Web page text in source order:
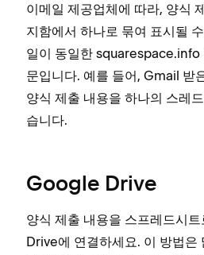
이메일 제공업체에 따라, 양식
지함에서 하나로 묶여 표시될
일이 동일한 squarespace.info
문입니다. 예를 들어, Gmail 받
양식 제출 내용을 하나의 스레
습니다.
Google Drive
양식 제출 내용을 스프레드시
Drive에 연결하세요. 이 방법은